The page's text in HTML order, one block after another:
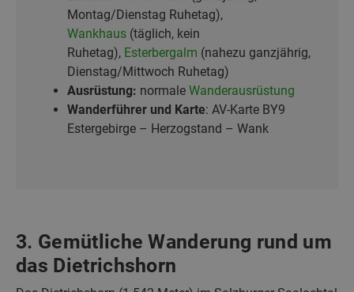
Montag/Dienstag Ruhetag),
Wankhaus (täglich, kein
Ruhetag), Esterbergalm (nahezu ganzjährig,
Dienstag/Mittwoch Ruhetag)
Ausrüstung: normale Wanderausrüstung
Wanderführer und Karte: AV-Karte BY9
Estergebirge – Herzogstand – Wank
3. Gemütliche Wanderung rund um
das Dietrichshorn